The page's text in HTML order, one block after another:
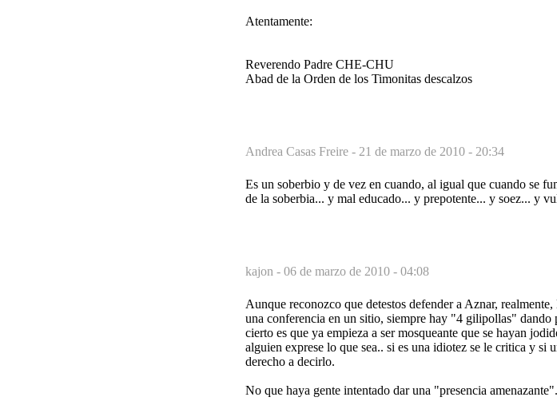
Atentamente:
Reverendo Padre CHE-CHU
Abad de la Orden de los Timonitas descalzos
Andrea Casas Freire - 21 de marzo de 2010 - 20:34
Es un soberbio y de vez en cuando, al igual que cuando se
de la soberbia... y mal educado... y prepotente... y soez... y
kajon - 06 de marzo de 2010 - 04:08
Aunque reconozco que detestos defender a Aznar,
una conferencia en un sitio, siempre hay "4 gilipollas"
cierto es que ya empieza a ser mosqueante que se hayan
alguien exprese lo que sea.. si es una idiotez se le critica y si
derecho a decirlo.
No que haya gente intentado dar una "presencia amenazante".